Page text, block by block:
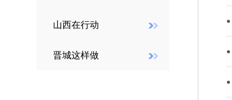
山西在行动
晋城这样做